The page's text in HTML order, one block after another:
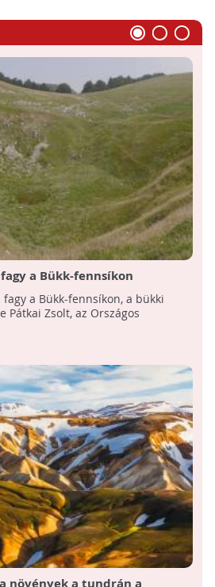
a Bükk-fennsíkon
a Bükk-fennsíkon, a bükki
Pátkai Zsolt, az Országos